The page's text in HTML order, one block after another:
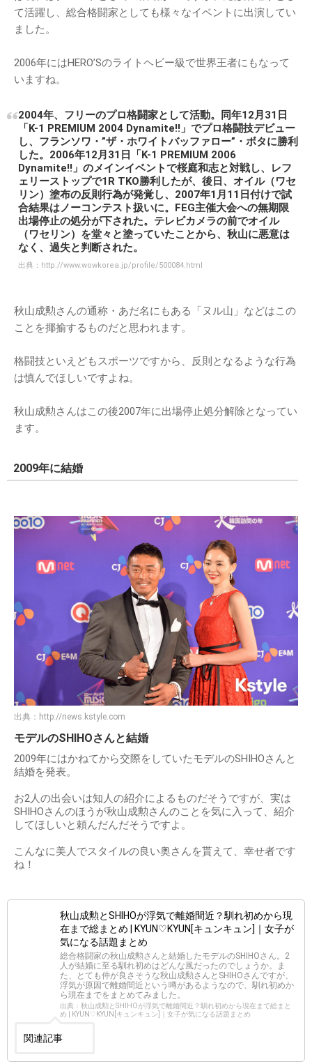
て活躍し、総合格闘家としても様々なイベントに出演してい
ました。
2006年にはHERO’Sのライトヘビー級で世界王者にもなって
いますね。
2004年、フリーのプロ格闘家として活動。同年12月31日
「K-1 PREMIUM 2004 Dynamite!!」でプロ格闘技デビュー
し、フランソワ・”ザ・ホワイトバッファロー”・ボタに勝利
した。2006年12月31日「K-1 PREMIUM 2006
Dynamite!!」のメインイベントで桜庭和志と対戦し、レフ
ェリーストップで1R TKO勝利したが、後日、オイル（ワセ
リン）塗布の反則行為が発覚し、2007年1月11日付けで試
合結果はノーコンテスト扱いに。FEG主催大会への無期限
出場停止の処分が下された。テレビカメラの前でオイル
（ワセリン）を堂々と塗っていたことから、秋山に悪意は
なく、過失と判断された。
出典： http://www.wowkorea.jp/profile/500084.html
秋山成勲さんの通称・あだ名にもある「ヌル山」などはこの
ことを揶揄するものだと思われます。
格闘技といえどもスポーツですから、反則となるような行為
は慎んでほしいですよね。
秋山成勲さんはこの後2007年に出場停止処分解除となってい
ます。
2009年に結婚
出典： http://news.kstyle.com
モデルのSHIHOさんと結婚
2009年にはかねてから交際をしていたモデルのSHIHOさんと
結婚を発表。
お2人の出会いは知人の紹介によるものだそうですが、実は
SHIHOさんのほうが秋山成勲さんのことを気に入って、紹介
してほしいと頼んだんだそうですよ。
こんなに美人でスタイルの良い奥さんを貰えて、幸せ者です
ね！
秋山成勲とSHIHOが浮気で離婚間近？馴れ初めから現
在まで総まとめ | KYUN♡KYUN[キュンキュン]｜女子が
気になる話題まとめ
総合格闘家の秋山成勲さんと結婚したモデルのSHIHOさん。2
人が結婚に至る馴れ初めはどんな風だったのでしょうか。ま
た、とても仲が良さそうな秋山成勲さんとSHIHOさんですが、
浮気が原因で離婚間近という噂があるようなので、馴れ初めか
ら現在までをまとめてみました。
出典：秋山成勲とSHIHOが浮気で離婚間近？馴れ初めから現在まで総まと
め | KYUN♡KYUN[キュンキュン]｜女子が気になる話題まとめ
関連記事